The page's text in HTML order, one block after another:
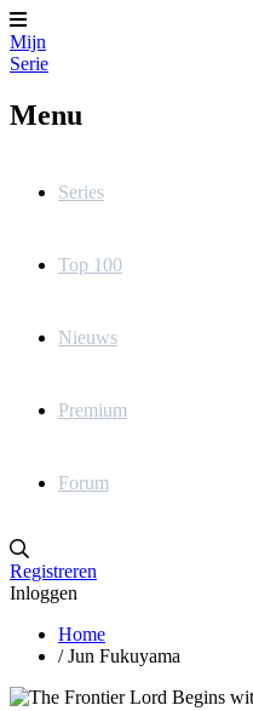
Mijn
Serie
Menu
Series
Top 100
Nieuws
Premium
Forum
Registreren
Inloggen
Home
/ Jun Fukuyama